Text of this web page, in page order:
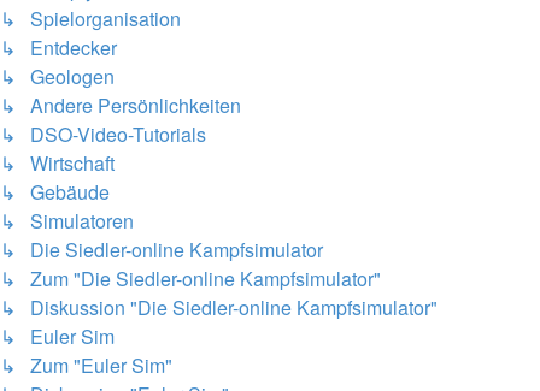
↳ Spielorganisation
↳ Entdecker
↳ Geologen
↳ Andere Persönlichkeiten
↳ DSO-Video-Tutorials
↳ Wirtschaft
↳ Gebäude
↳ Simulatoren
↳ Die Siedler-online Kampfsimulator
↳ Zum "Die Siedler-online Kampfsimulator"
↳ Diskussion "Die Siedler-online Kampfsimulator"
↳ Euler Sim
↳ Zum "Euler Sim"